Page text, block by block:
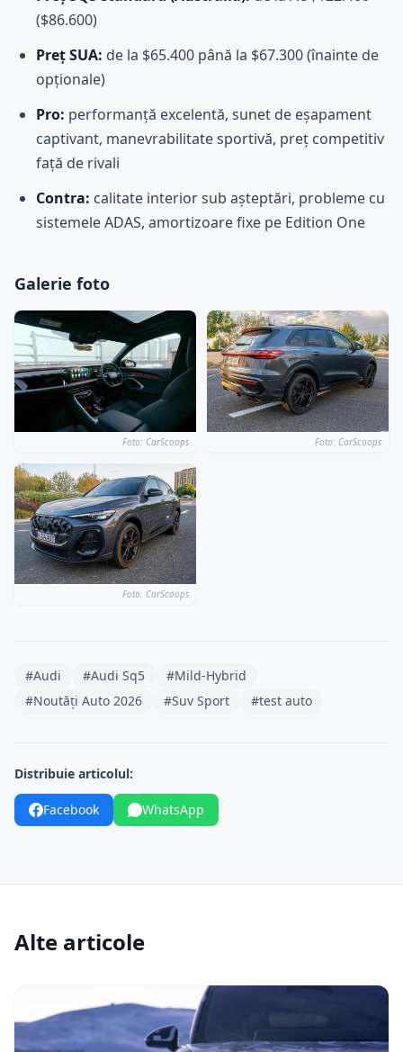
($86.600)
Preț SUA: de la $65.400 până la $67.300 (înainte de
opționale)
Pro: performanță excelentă, sunet de eșapament
captivant, manevrabilitate sportivă, preț competitiv
față de rivali
Contra: calitate interior sub așteptări, probleme cu
sistemele ADAS, amortizoare fixe pe Edition One
Galerie foto
Foto: CarScoops Foto: CarScoops
Foto: CarScoops
#Audi #Audi Sq5
#Mild-Hybrid
#Noutăți Auto 2026
#Suv Sport #test auto
Distribuie articolul:
Facebook WhatsApp
Alte articole